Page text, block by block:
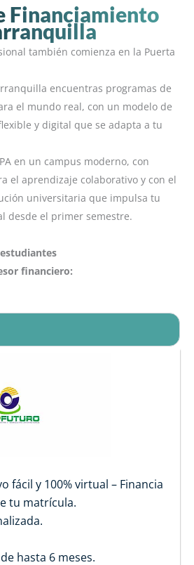
fácil y 100% virtual – Financia
tu matrícula.
hasta 6 meses.
Financiamiento
también comienza en la Puerta
encuentras programas de
el mundo real, con un modelo de
y digital que se adapta a tu
en un campus moderno, con
el aprendizaje colaborativo y con el
universitaria que impulsa tu
desde el primer semestre.
financiero: